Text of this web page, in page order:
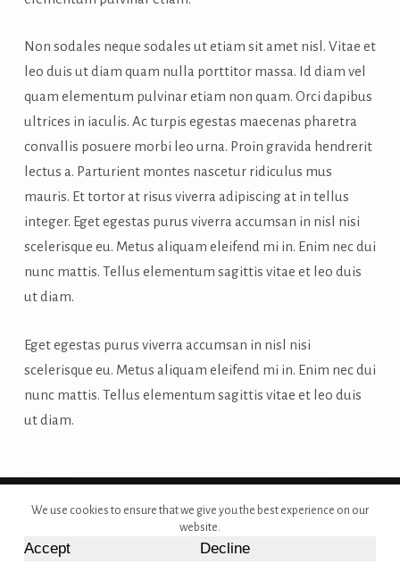
We use cookies to ensure that we give you the best experience on our
website.
Accept Decline
Non sodales neque sodales ut etiam sit amet nisl. Vitae et
leo duis ut diam quam nulla porttitor massa. Id diam vel
quam elementum pulvinar etiam non quam. Orci dapibus
ultrices in iaculis. Ac turpis egestas maecenas pharetra
convallis posuere morbi leo urna. Proin gravida hendrerit
lectus a. Parturient montes nascetur ridiculus mus
mauris. Et tortor at risus viverra adipiscing at in tellus
integer. Eget egestas purus viverra accumsan in nisl nisi
scelerisque eu. Metus aliquam eleifend mi in. Enim nec dui
nunc mattis. Tellus elementum sagittis vitae et leo duis
ut diam.
Eget egestas purus viverra accumsan in nisl nisi
scelerisque eu. Metus aliquam eleifend mi in. Enim nec dui
nunc mattis. Tellus elementum sagittis vitae et leo duis
ut diam.